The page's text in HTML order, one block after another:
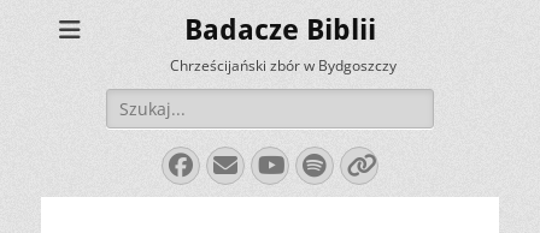
Badacze Biblii
Chrześcijański zbór w Bydgoszczy
Szukaj:
Facebook
E-
mail
YouTube
Spotify
Link